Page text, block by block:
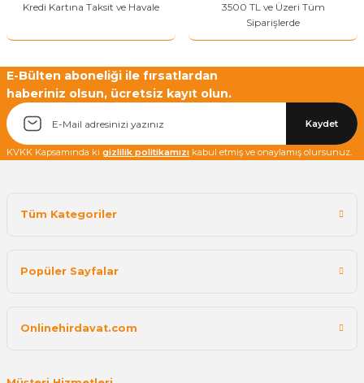
Kredi Kartına Taksit ve Havale
3500 TL ve Üzeri Tüm
Siparişlerde
E-Bülten aboneliği ile fırsatlardan
haberiniz olsun, ücretsiz kayıt olun.
Kaydet
KVKK Kapsamında ki gizlilik politikamızı kabul etmiş ve onaylamış olursunuz.
Tüm Kategoriler
Popüler Sayfalar
Onlinehirdavat.com